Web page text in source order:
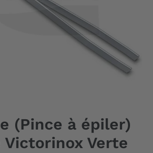
(Pince à épiler)
Victorinox Verte